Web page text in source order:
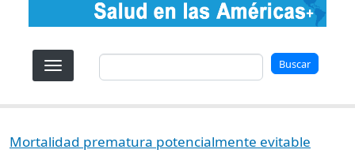
Buscar Buscar
Mortalidad prematura potencialmente evitable